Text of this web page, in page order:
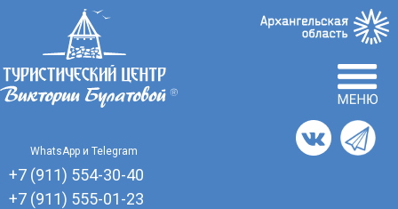
Отзывы
WhatsApp и Telegram
+7 (911) 554-30-40
+7 (911) 555-01-23